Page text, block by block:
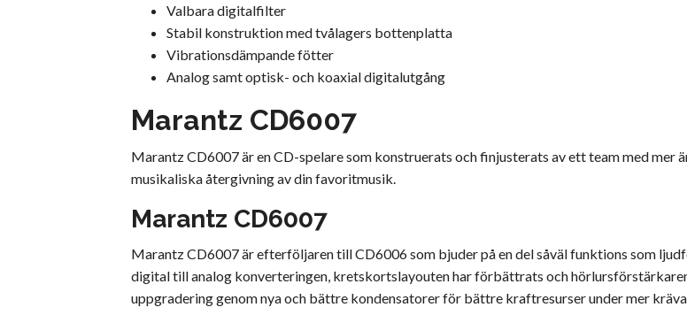
Valbara digitalfilter
Stabil konstruktion med tvålagers bottenplatta
Vibrationsdämpande fötter
Analog samt optisk- och koaxial digitalutgång
Marantz CD6007
Marantz CD6007 är en CD-spelare som konstruerats och finjusterats av ett team med mer
musikaliska återgivning av din favoritmusik.
Marantz CD6007
Marantz CD6007 är efterföljaren till CD6006 som bjuder på en del såväl funktions som
digital till analog konverteringen, kretskortslayouten har förbättrats och
uppgradering genom nya och bättre kondensatorer för bättre kraftresurser under mer